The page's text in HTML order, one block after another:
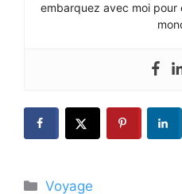
embarquez avec moi
Catégories
Voyage